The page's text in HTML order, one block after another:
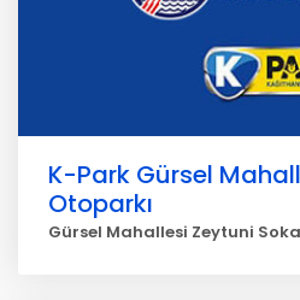
K-Park Gürsel
Otoparkı
Gürsel Mahallesi Zeytuni